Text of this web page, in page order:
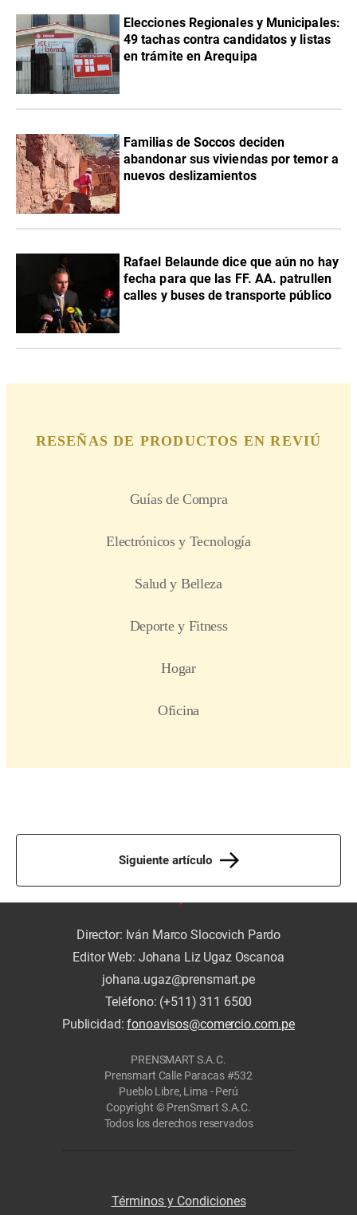
Elecciones Regionales y Municipales:
49 tachas contra candidatos y listas
en trámite en Arequipa
Familias de Soccos deciden
abandonar sus viviendas por temor a
nuevos deslizamientos
Rafael Belaunde dice que aún no hay
fecha para que las FF. AA. patrullen
calles y buses de transporte público
Siguiente artículo
Director: Iván Marco Slocovich Pardo
Editor Web: Johana Liz Ugaz Oscanoa
johana.ugaz@prensmart.pe
Teléfono: (+511) 311 6500
Publicidad:fonoavisos@comercio.com.pe
PRENSMART S.A.C.
Prensmart Calle Paracas #532
Pueblo Libre, Lima - Perú
Copyright © PrenSmart S.A.C.
Todos los derechos reservados
Términos y Condiciones